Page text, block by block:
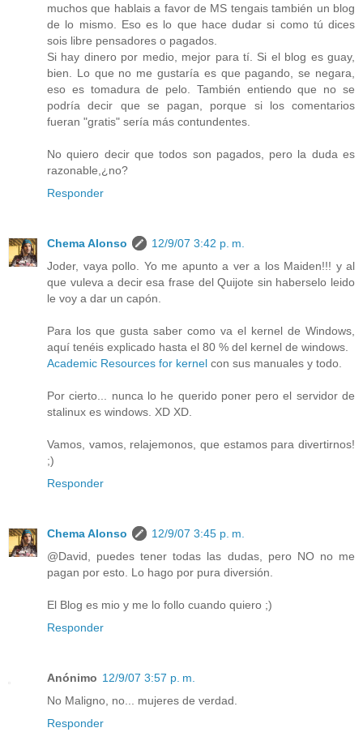
muchos que hablais a favor de MS tengais también un blog
de lo mismo. Eso es lo que hace dudar si como tú dices
sois libre pensadores o pagados.
Si hay dinero por medio, mejor para tí. Si el blog es guay,
bien. Lo que no me gustaría es que pagando, se negara,
eso es tomadura de pelo. También entiendo que no se
podría decir que se pagan, porque si los comentarios
fueran "gratis" sería más contundentes.
No quiero decir que todos son pagados, pero la duda es
razonable,¿no?
Responder
Chema Alonso
12/9/07 3:42 p. m.
Joder, vaya pollo. Yo me apunto a ver a los Maiden!!! y al
que vuleva a decir esa frase del Quijote sin haberselo leido
le voy a dar un capón.
Para los que gusta saber como va el kernel de Windows,
aquí tenéis explicado hasta el 80 % del kernel de windows.
Academic Resources for kernel con sus manuales y todo.
Por cierto... nunca lo he querido poner pero el servidor de
stalinux es windows. XD XD.
Vamos, vamos, relajemonos, que estamos para divertirnos!
;)
Responder
Chema Alonso
12/9/07 3:45 p. m.
@David, puedes tener todas las dudas, pero NO no me
pagan por esto. Lo hago por pura diversión.
El Blog es mio y me lo follo cuando quiero ;)
Responder
Anónimo 12/9/07 3:57 p. m.
No Maligno, no... mujeres de verdad.
Responder